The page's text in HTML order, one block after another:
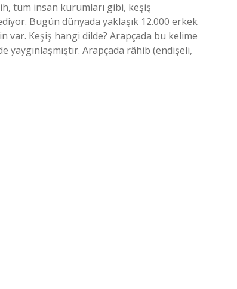
tüm insan kurumları gibi, keşiş
Bugün dünyada yaklaşık 12.000 erkek
var. Keşiş hangi dilde? Arapçada bu kelime
yaygınlaşmıştır. Arapçada râhib (endişeli,